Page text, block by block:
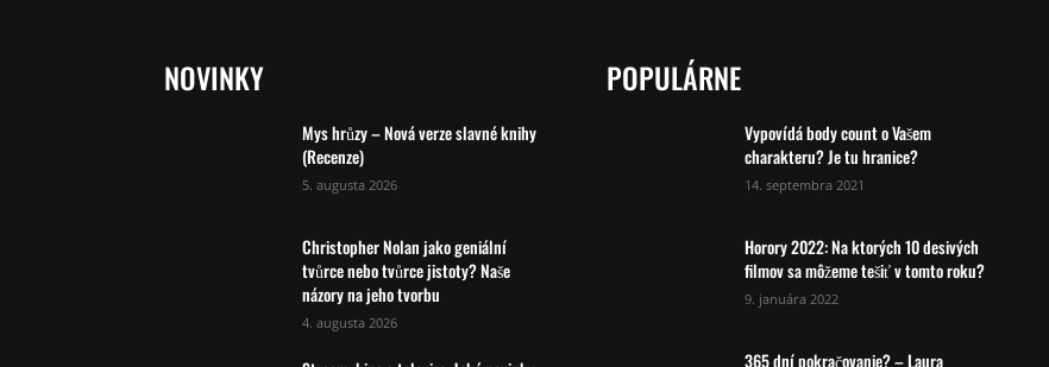
NOVINKY
Mys hrůzy – Nová verze slavné knihy
(Recenze)
5. augusta 2026
Christopher Nolan jako geniální
tvůrce nebo tvůrce jistoty? Naše
názory na jeho tvorbu
4. augusta 2026
POPULÁRNE
Vypovídá body count o Vašem
charakteru? Je tu hranice?
14. septembra 2021
Horory 2022: Na ktorých 10 desivých
filmov sa môžeme tešiť v tomto roku?
9. januára 2022
365 dní pokračovanie? – Laura